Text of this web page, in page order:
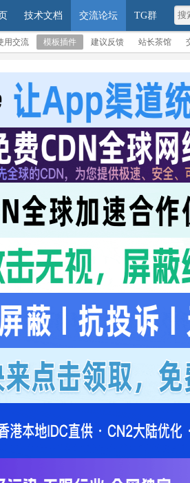
技术文档 交流论坛 TG群
用交流 模板插件 建议反馈 站长茶馆